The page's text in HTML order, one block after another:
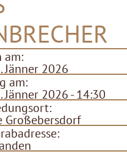
am:
Jänner 2026
am:
Jänner 2026 - 14:30
Großebersdorf